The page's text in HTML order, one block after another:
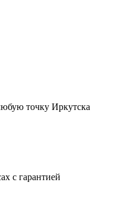
точку Иркутска
с гарантией